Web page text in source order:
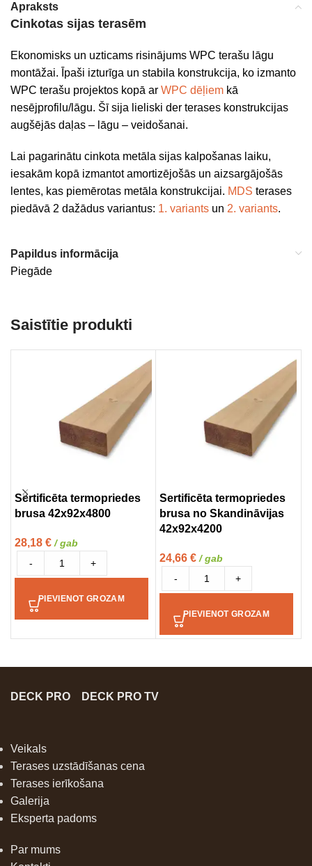
Apraksts
Cinkotas sijas terasēm
Ekonomisks un uzticams risinājums WPC terašu lāgu
montāžai. Īpaši izturīga un stabila konstrukcija, ko izmanto
WPC terašu projektos kopā ar WPC dēļiem kā
nesējprofilu/lāgu. Šī sija lieliski der terases konstrukcijas
augšējās daļas – lāgu – veidošanai.
Lai pagarinātu cinkota metāla sijas kalpošanas laiku,
iesakām kopā izmantot amortizējošās un aizsargājošās
lentes, kas piemērotas metāla konstrukcijai. MDS terases
piedāvā 2 dažādus variantus: 1. variants un 2. variants.
Papildus informācija
Piegāde
Saistītie produkti
Sertificēta termopriedes
brusa 42x92x4800
28,18 € / gab
-
+
PIEVIENOT GROZAM
Sertificēta termopriedes
brusa no Skandināvijas
42x92x4200
24,66 € / gab
-
+
PIEVIENOT GROZAM
DECK PRO DECK PRO TV
Veikals
Terases uzstādīšanas cena
Terases ierīkošana
Galerija
Eksperta padoms
Par mums